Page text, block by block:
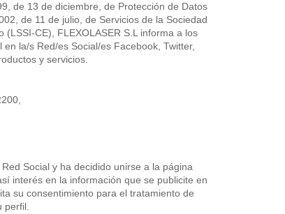
de 13 de diciembre, de Protección de Datos
de 11 de julio, de Servicios de la Sociedad
CE), FLEXOLASER S.L informa a los
la/s Red/es Social/es Facebook, Twitter,
y servicios.
Social y ha decidido unirse a la página
interés en la información que se publicite en
su consentimiento para el tratamiento de
perfil.